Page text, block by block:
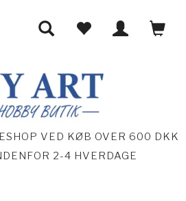
VED KØB OVER 600 DKK
2-4 HVERDAGE